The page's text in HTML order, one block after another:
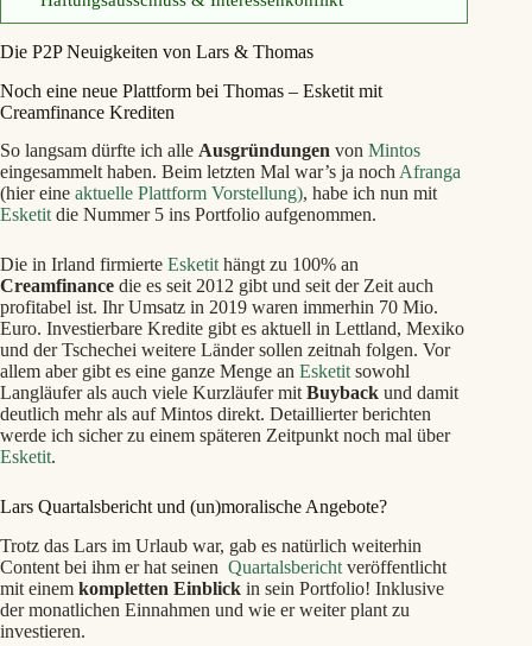
Die P2P Neuigkeiten von Lars & Thomas
Noch eine neue Plattform bei Thomas – Esketit mit
Creamfinance Krediten
So langsam dürfte ich alle Ausgründungen von Mintos
eingesammelt haben. Beim letzten Mal war’s ja noch Afranga
(hier eine aktuelle Plattform Vorstellung), habe ich nun mit
Esketit die Nummer 5 ins Portfolio aufgenommen.
Die in Irland firmierte Esketit hängt zu 100% an
Creamfinance die es seit 2012 gibt und seit der Zeit auch
profitabel ist. Ihr Umsatz in 2019 waren immerhin 70 Mio.
Euro. Investierbare Kredite gibt es aktuell in Lettland, Mexiko
und der Tschechei weitere Länder sollen zeitnah folgen. Vor
allem aber gibt es eine ganze Menge an Esketit sowohl
Langläufer als auch viele Kurzläufer mit Buyback und damit
deutlich mehr als auf Mintos direkt. Detaillierter berichten
werde ich sicher zu einem späteren Zeitpunkt noch mal über
Esketit.
Lars Quartalsbericht und (un)moralische Angebote?
Trotz das Lars im Urlaub war, gab es natürlich weiterhin
Content bei ihm er hat seinen Quartalsbericht veröffentlicht
mit einem kompletten Einblick in sein Portfolio! Inklusive
der monatlichen Einnahmen und wie er weiter plant zu
investieren.